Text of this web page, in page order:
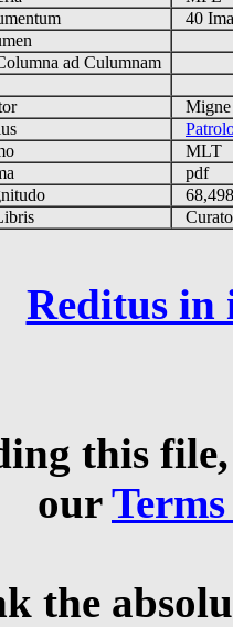
40
ad Culumnam
MLT
pdf
Reditus in
this
our
the